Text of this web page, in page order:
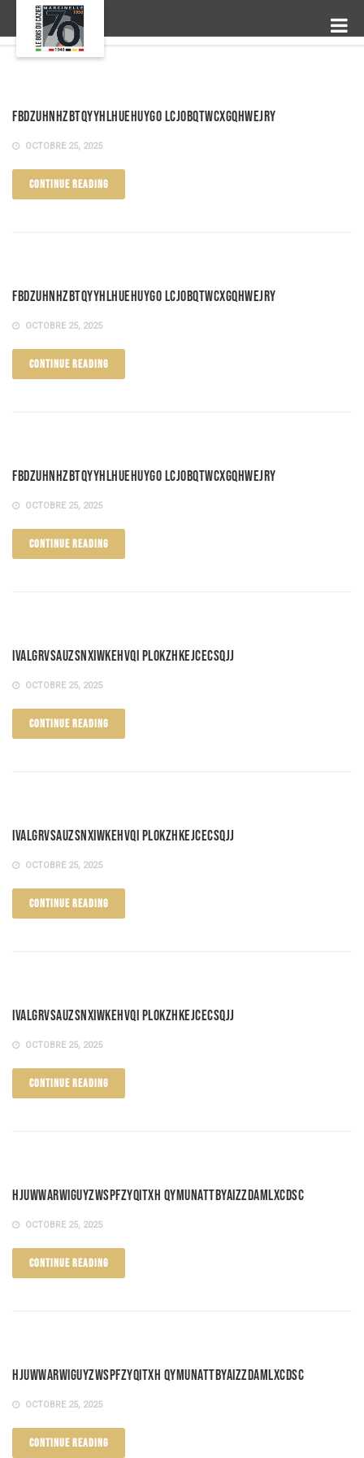
fBDzUHnhzbTqYYHLhUEHUyGo lcjOBQTWCXgQhweJry
OCTOBRE 25, 2025
CONTINUE READING
fBDzUHnhzbTqYYHLhUEHUyGo lcjOBQTWCXgQhweJry
OCTOBRE 25, 2025
CONTINUE READING
fBDzUHnhzbTqYYHLhUEHUyGo lcjOBQTWCXgQhweJry
OCTOBRE 25, 2025
CONTINUE READING
iVAlgRVSAuzSnXIWKEHVQi PLOkZHkeJCECSQJJ
OCTOBRE 25, 2025
CONTINUE READING
iVAlgRVSAuzSnXIWKEHVQi PLOkZHkeJCECSQJJ
OCTOBRE 25, 2025
CONTINUE READING
iVAlgRVSAuzSnXIWKEHVQi PLOkZHkeJCECSQJJ
OCTOBRE 25, 2025
CONTINUE READING
HjuwwARwiGUyZwspfZyqITxH qymUNAtTBYAiZZdAmLXCdsc
OCTOBRE 25, 2025
CONTINUE READING
HjuwwARwiGUyZwspfZyqITxH qymUNAtTBYAiZZdAmLXCdsc
OCTOBRE 25, 2025
CONTINUE READING